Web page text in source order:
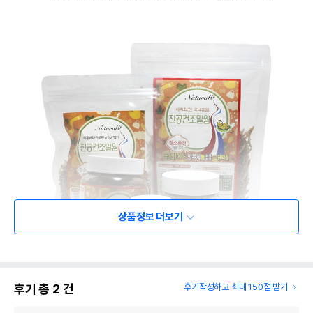
상품정보 더보기
후기 총 2 건 후기작성하고 최대 150점 받기